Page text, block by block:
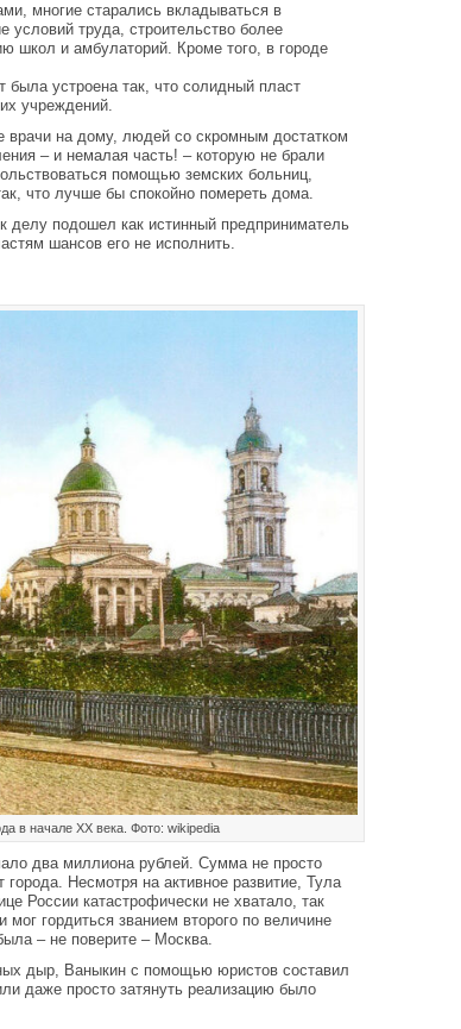
многие старались вкладываться в
условий труда, строительство более
школ и амбулаторий. Кроме того, в городе
была устроена так, что солидный пласт
учреждений.
врачи на дому, людей со скромным достатком
– и немалая часть! – которую не брали
помощью земских больниц,
что лучше бы спокойно помереть дома.
подошел как истинный предприниматель
шансов его не исполнить.
в начале XX века. Фото: wikipedia
два миллиона рублей. Сумма не просто
Несмотря на активное развитие, Тула
России катастрофически не хватало, так
гордиться званием второго по величине
– не поверите – Москва.
дыр, Ваныкин с помощью юристов составил
даже просто затянуть реализацию было